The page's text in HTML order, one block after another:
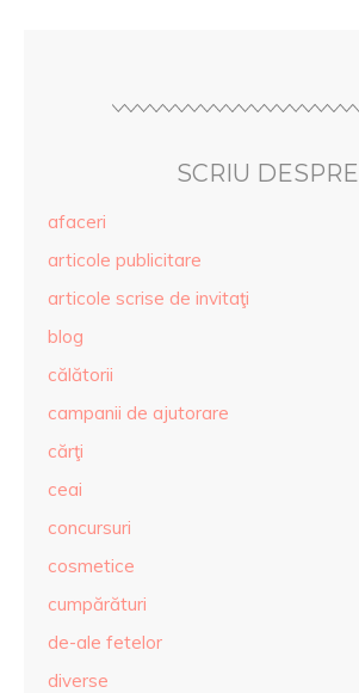
SCRIU DESPRE
afaceri
articole publicitare
articole scrise de invitaţi
blog
călătorii
campanii de ajutorare
cărţi
ceai
concursuri
cosmetice
cumpărături
de-ale fetelor
diverse